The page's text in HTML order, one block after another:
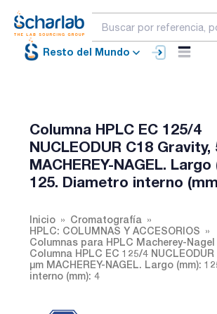
Resto del Mundo
Columna HPLC EC 125/4
NUCLEODUR C18 Gravity,
MACHEREY-NAGEL. Largo
125. Diametro interno
Inicio
Cromatografía
HPLC: COLUMNAS Y ACCESORIOS
Columnas para HPLC Macherey-Nagel
Columna HPLC EC 125/4
µm MACHEREY-NAGEL. Largo (mm):
interno (mm): 4